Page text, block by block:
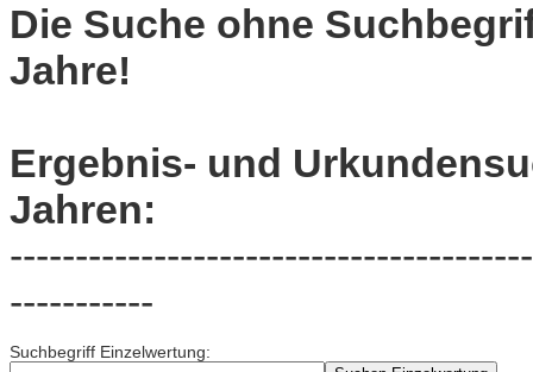
Die Suche ohne
Jahre!
Ergebnis- und
Jahren:
-----------
Suchbegriff Einzelwertung: